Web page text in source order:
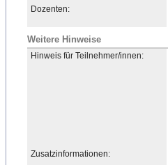
Dozenten:
Weitere Hinweise
Hinweis für Teilnehmer/innen:
Zusatzinformationen: